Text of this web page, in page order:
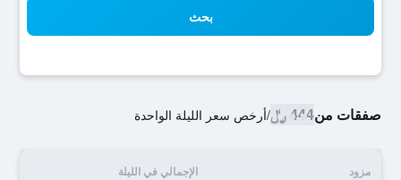
بحث
صفقات من444 ﷼ /أرخص سعر الليلة الواحدة
مزود الإجمالي في الليلة